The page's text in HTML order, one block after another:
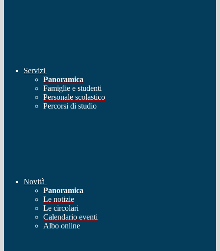
Servizi
Panoramica
Famiglie e studenti
Personale scolastico
Percorsi di studio
Novità
Panoramica
Le notizie
Le circolari
Calendario eventi
Albo online